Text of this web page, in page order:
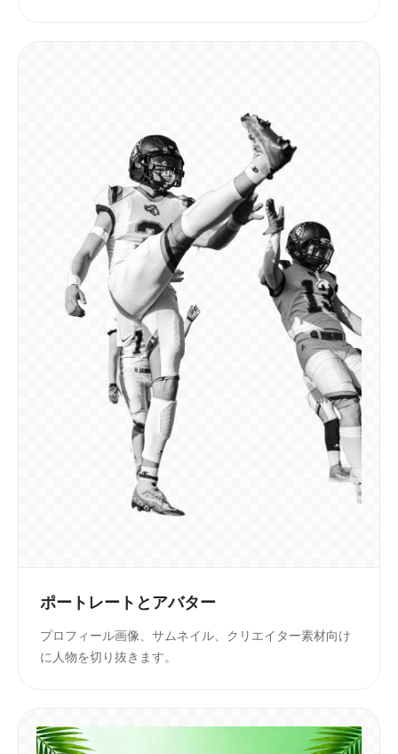
ポートレートとアバター
プロフィール画像、サムネイル、クリエイター素材向け
に人物を切り抜きます。